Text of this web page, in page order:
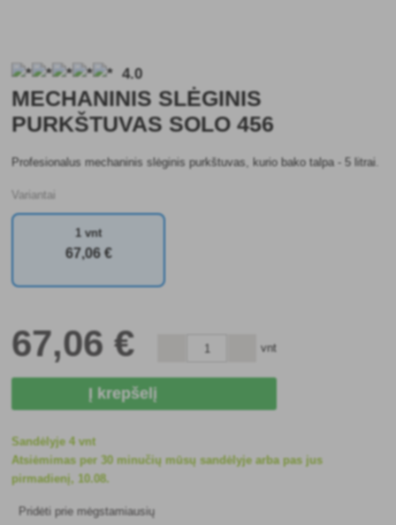
4.0
MECHANINIS SLĖGINIS
PURKŠTUVAS SOLO 456
Profesionalus mechaninis slėginis purkštuvas, kurio bako talpa - 5 litrai.
Variantai
1 vnt
67,06 €
67,06 € vnt
Į krepšelį
Sandėlyje 4 vnt
Atsiėmimas per 30 minučių mūsų sandėlyje arba pas jus
pirmadienį, 10.08.
Pridėti prie mėgstamiausių